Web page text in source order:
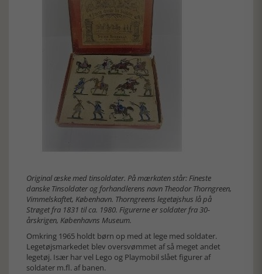
Original æske med tinsoldater. På mærkaten står: Fineste
danske Tinsoldater og forhandlerens navn Theodor Thorngreen,
Vimmelskaftet, København. Thorngreens legetøjshus lå på
Strøget fra 1831 til ca. 1980. Figurerne er soldater fra 30-
årskrigen, Københavns Museum.
Omkring 1965 holdt børn op med at lege med soldater.
Legetøjsmarkedet blev oversvømmet af så meget andet
legetøj. Især har vel Lego og Playmobil slået figurer af
soldater m.fl. af banen.